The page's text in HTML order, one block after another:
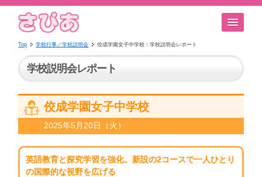
Top 学校行事／学校説明会 佼成学園女子中学校：学校説明会レポート
学校説明会レポート
佼成学園女子中学校
2025年5月20日（火）
英語教育と探究学習を強化。新設の2コースで一人ひとり
の国際的な視野を広げる